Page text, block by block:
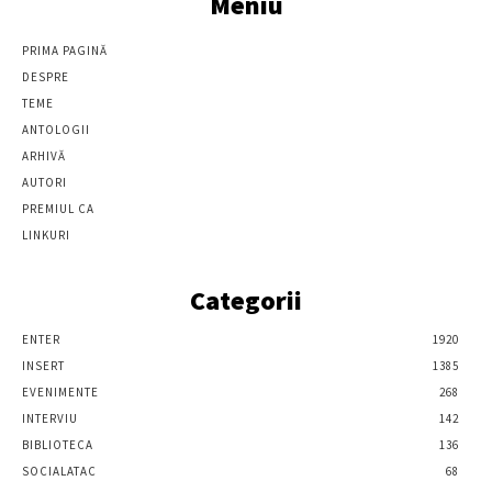
PRIMA PAGINĂ
DESPRE
TEME
ANTOLOGII
ARHIVĂ
AUTORI
PREMIUL CA
LINKURI
Categorii
ENTER
1920
INSERT
1385
EVENIMENTE
268
INTERVIU
142
BIBLIOTECA
136
SOCIALATAC
68